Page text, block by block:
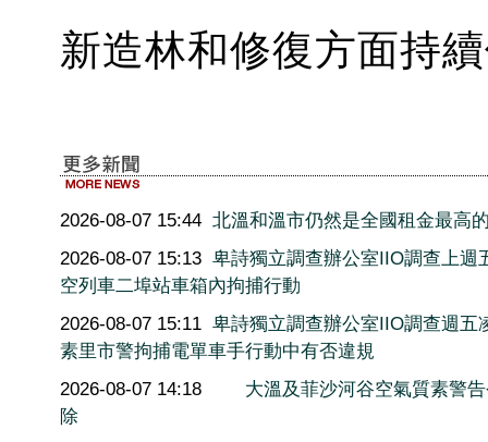
新造林和修復方面持
2026-08-07 15:44 北溫和溫市仍然是全國租金最高
2026-08-07 15:13 卑詩獨立調查辦公室IIO調查上週
空列車二埠站車箱內拘捕行動
2026-08-07 15:11 卑詩獨立調查辦公室IIO調查週五
素里市警拘捕電單車手行動中有否違規
2026-08-07 14:18
大溫及菲沙河谷空氣質素警
除